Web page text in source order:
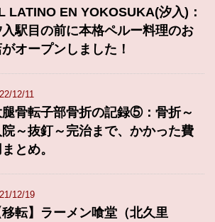
LATINO EN YOKOSUKA(汐入)：
駅目の前に本格ペルー料理のお
がオープンしました！
12/11
腿骨転子部骨折の記録⑤：骨折～
院～抜釘～完治まで、かかった費
とめ。
12/19
移転】ラーメン喰堂（北久里